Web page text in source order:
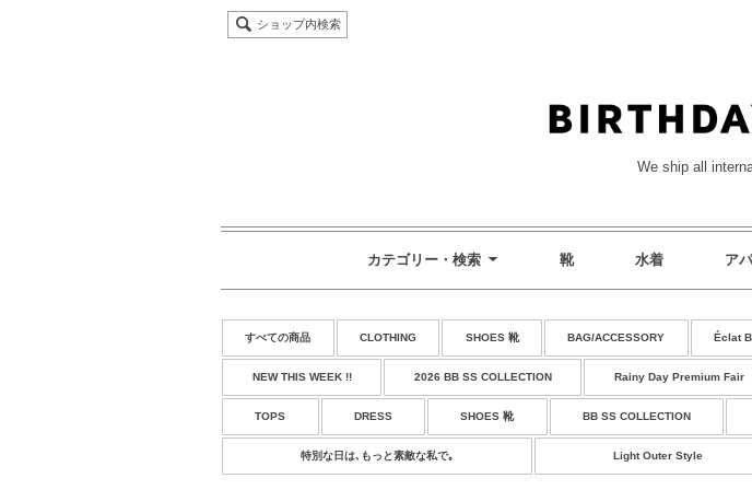
ショップ内検索
We ship all
カテゴリー・検索 靴 水着 ア
すべての商品 CLOTHING SHOES 靴 BAG/ACCESSORY Éclat
NEW THIS WEEK !! 2026 BB SS COLLECTION Rainy Day Premium Fair
TOPS DRESS SHOES 靴 BB SS COLLECTION
特別な日は､もっと素敵な私で｡ Light Outer Style